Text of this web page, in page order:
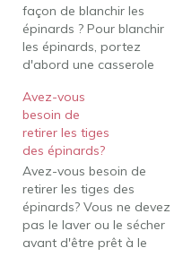
façon de blanchir les
épinards ? Pour blanchir
les épinards, portez
d'abord une casserole
remplissez un bol de
glaçons et d'eau froide.
Ensuite, plongez les
épinards dans l'eau
bouillante et laissez-les
bouillir pendant 30 à 40
secondes jusqu'à ce
qu'ils prennent une…
Avez-vous
besoin de
retirer les tiges
des épinards?
Avez-vous besoin de
retirer les tiges des
épinards? Vous ne devez
pas le laver ou le sécher
avant d'être prêt à le